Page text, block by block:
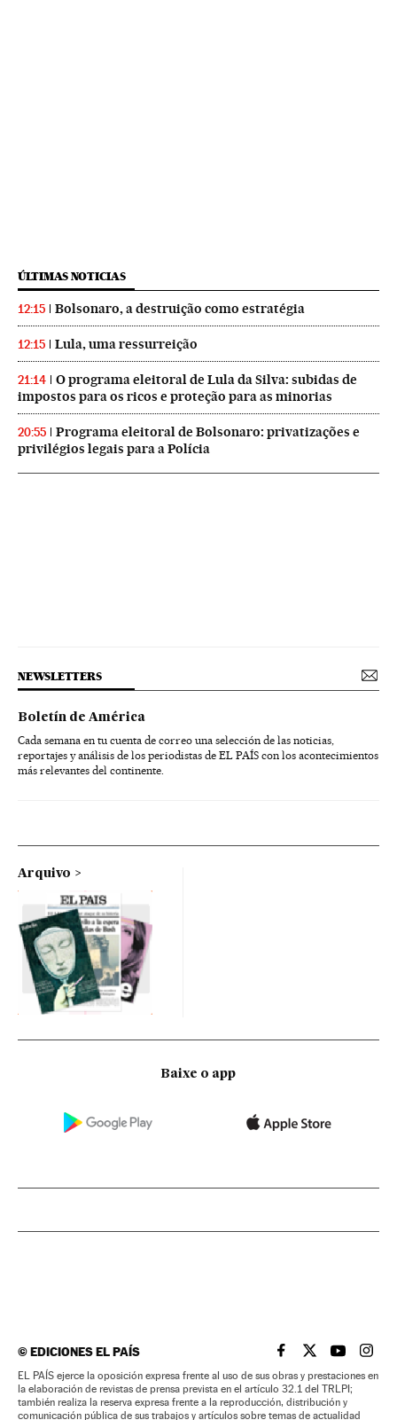
ÚLTIMAS NOTICIAS
12:15 Bolsonaro, a destruição como estratégia
12:15 Lula, uma ressurreição
21:14
O programa eleitoral de Lula da Silva: subidas de
impostos para os ricos e proteção para as minorias
20:55
Programa eleitoral de Bolsonaro: privatizações e
privilégios legais para a Polícia
NEWSLETTERS
Boletín de América
Cada semana en tu cuenta de correo una selección de las noticias,
reportajes y análisis de los periodistas de EL PAÍS con los acontecimientos
más relevantes del continente.
Arquivo
Baixe o app
©EDICIONES EL PAÍS EL PAÍS BRASIL EN
EL PAÍSEL PAÍS
EL
EL PAÍS ejerce la oposición expresa frente al uso de sus obras y prestaciones en
la elaboración de revistas de prensa prevista en el artículo 32.1 del TRLPI;
también realiza la reserva expresa frente a la reproducción, distribución y
comunicación pública de sus trabajos y artículos sobre temas de actualidad